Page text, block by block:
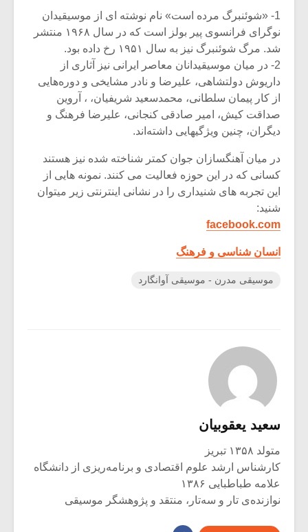
1- «شوئنبرگ مرده است» نام نوشته ای از موسیقیدان
نوگرای فرانسوی پیر بولز است که در سال ۱۹۶۸ منتشر
شد. مرگ شوئنبرگ نیز به سال ۱۹۵۱ رخ داده بود.
2- در میان موسیقیدانان معاصر ایرانی نیز آثاری از
داریوش دولتشاهی، علیرضا و نادر مشایخی و دوره‌هایی
از کار پیمان سلطانی، محمد‌سعید شریفیان، ، آروین
صداقت کیش، امیر صادقی کنجانی، علیرضا فرهنگ و
دیگران، چنین ویژگیهایی داشته‌اند.
در میان آهنگسازان جوان کمتر شناخته شده نیز هستند
کسانی که در این حوزه فعالیت می کنند. نمونه هایی از
این تجربه های شنیداری را در نشانی اینترنتی زیر میتوان
شنید:
facebook.com
انسان شناسی و فرهنگ
موسیقی مدرن - موسیقی آوانگارد
سعید یعقوبیان
متولد ۱۳۵۸ تبریز
کارشناس ارشد علوم اقتصادی و برنامه‌ریزی از دانشگاه
علامه طباطبایی ۱۳۸۶
نوازنده‌ی تار و سه‌تار، منتقد و پژوهشگر موسیقی